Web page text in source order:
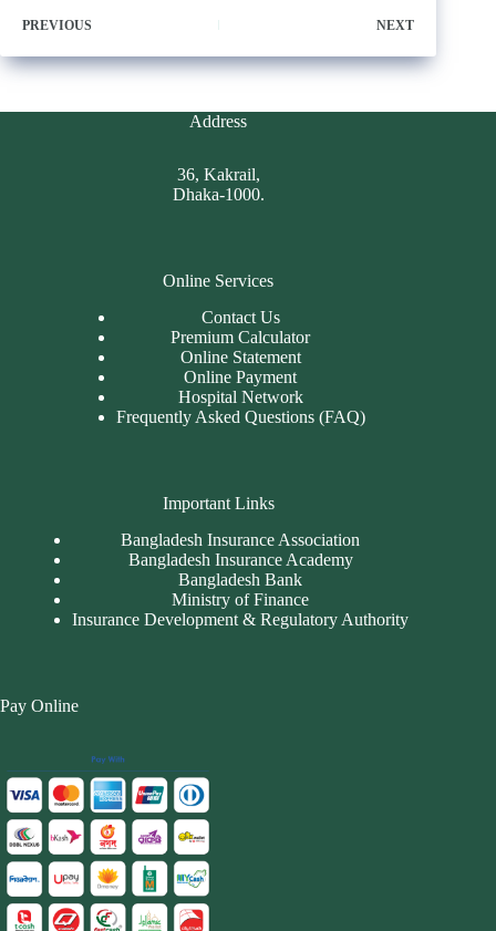
PREVIOUS NEXT
Address
36, Kakrail,
Dhaka-1000.
Online Services
Contact Us
Premium Calculator
Online Statement
Online Payment
Hospital Network
Frequently Asked Questions (FAQ)
Important Links
Bangladesh Insurance Association
Bangladesh Insurance Academy
Bangladesh Bank
Ministry of Finance
Insurance Development & Regulatory Authority
Pay Online